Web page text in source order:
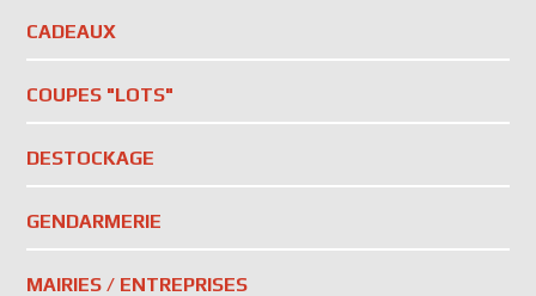
CADEAUX
COUPES "LOTS"
DESTOCKAGE
GENDARMERIE
MAIRIES / ENTREPRISES